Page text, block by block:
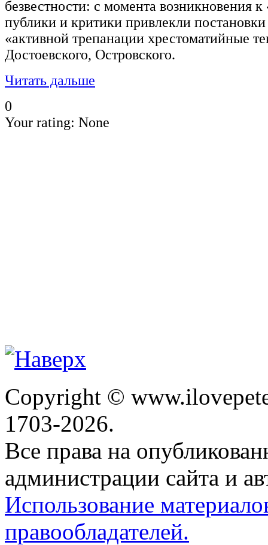
безвестности: с момента возникновения
публики и критики привлекли
«активной трепанации хрестоматийные
Достоевского, Островского.
Читать дальше
0
Your rating: None
Copyright ©
1703-2026.
Все права на
администрации сайта и
Использование
правообладателей.